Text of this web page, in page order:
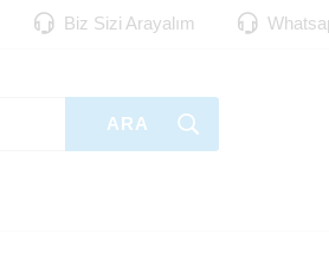
Biz Sizi Arayalım
ARA